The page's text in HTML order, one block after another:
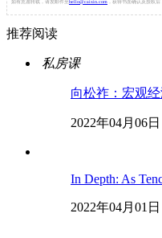
如有意愿转载，请发邮件至 hello@caixin.com ，获得书面确认及授权后
推荐阅读
私房课
向松祚：宏观
2022年04月06日
In Depth: As
2022年04月01日